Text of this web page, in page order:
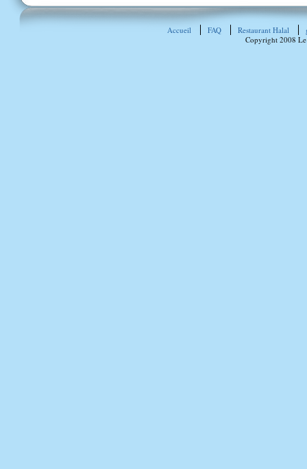
Accueil FAQ Restaurant Halal
Copyright 2008